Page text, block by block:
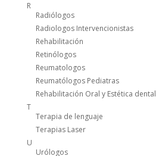
R
Radiólogos
Radiologos Intervencionistas
Rehabilitación
Retinólogos
Reumatologos
Reumatólogos Pediatras
Rehabilitación Oral y Estética dental
T
Terapia de lenguaje
Terapias Laser
U
Urólogos